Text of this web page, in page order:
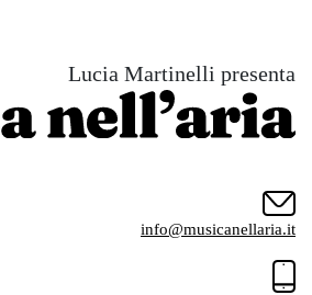
Lucia Martinelli presenta
info@musicanellaria.it